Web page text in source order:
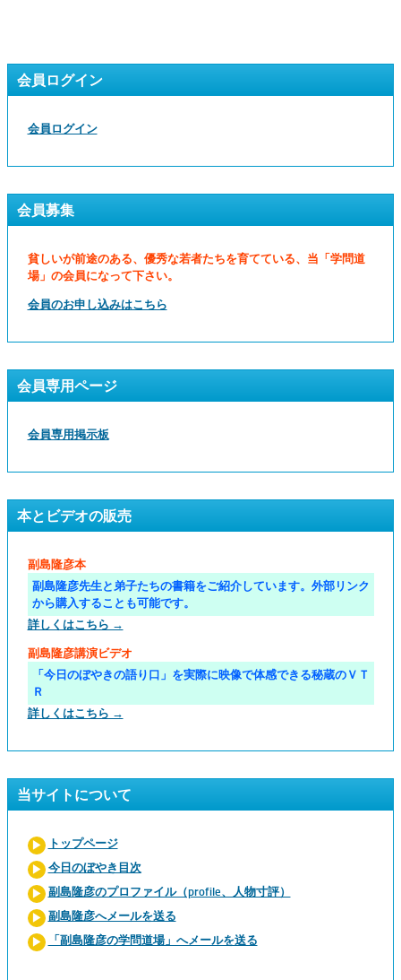
会員ログイン
会員ログイン
会員募集
貧しいが前途のある、優秀な若者たちを育てている、当「学問道
場」の会員になって下さい。
会員のお申し込みはこちら
会員専用ページ
会員専用掲示板
本とビデオの販売
副島隆彦本
副島隆彦先生と弟子たちの書籍をご紹介しています。外部リンク
から購入することも可能です。
詳しくはこちら →
副島隆彦講演ビデオ
「今日のぼやきの語り口」を実際に映像で体感できる秘蔵のＶＴ
Ｒ
詳しくはこちら →
当サイトについて
トップページ
今日のぼやき目次
副島隆彦のプロファイル（profile、人物寸評）
副島隆彦へメールを送る
「副島隆彦の学問道場」へメールを送る